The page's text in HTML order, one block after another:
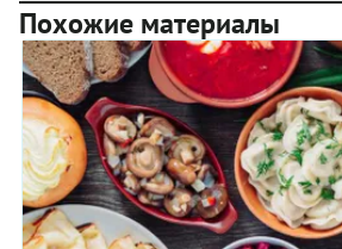
Похожие материалы